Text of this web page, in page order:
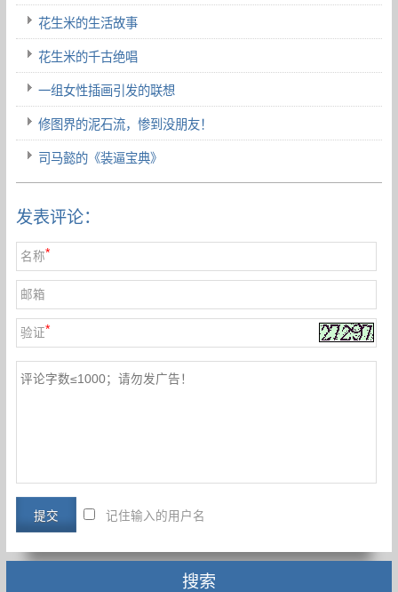
花生米的生活故事
花生米的千古绝唱
一组女性插画引发的联想
修图界的泥石流，惨到没朋友！
司马懿的《装逼宝典》
发表评论：
名称*
邮箱
验证*
记住输入的用户名
搜索